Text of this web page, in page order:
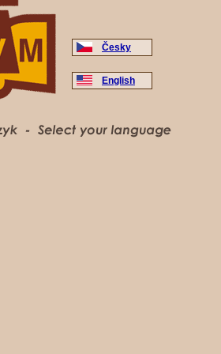
Česky
English